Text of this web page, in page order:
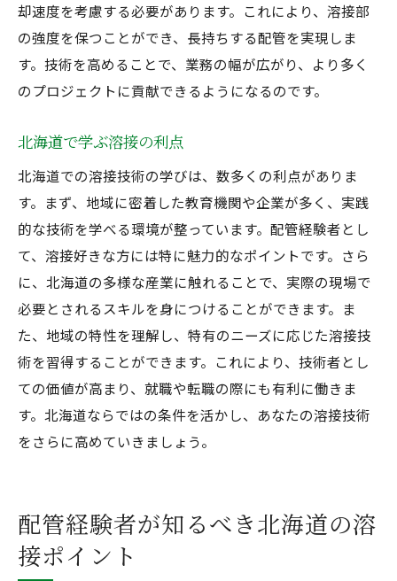
却速度を考慮する必要があります。これにより、溶接部
の強度を保つことができ、長持ちする配管を実現しま
す。技術を高めることで、業務の幅が広がり、より多く
のプロジェクトに貢献できるようになるのです。
北海道で学ぶ溶接の利点
北海道での溶接技術の学びは、数多くの利点がありま
す。まず、地域に密着した教育機関や企業が多く、実践
的な技術を学べる環境が整っています。配管経験者とし
て、溶接好きな方には特に魅力的なポイントです。さら
に、北海道の多様な産業に触れることで、実際の現場で
必要とされるスキルを身につけることができます。ま
た、地域の特性を理解し、特有のニーズに応じた溶接技
術を習得することができます。これにより、技術者とし
ての価値が高まり、就職や転職の際にも有利に働きま
す。北海道ならではの条件を活かし、あなたの溶接技術
をさらに高めていきましょう。
配管経験者が知るべき北海道の溶
接ポイント